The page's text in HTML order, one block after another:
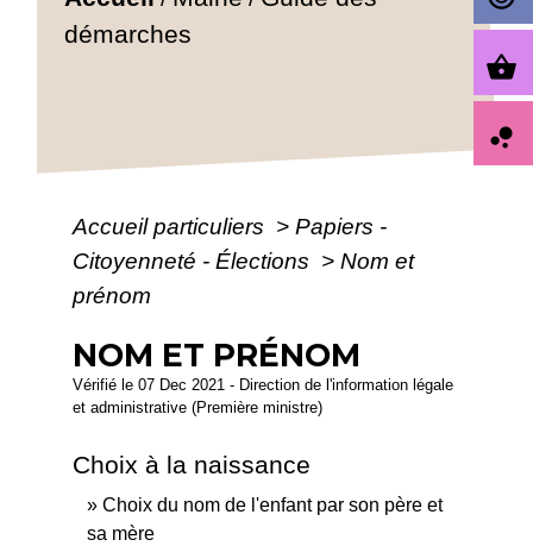
démarches
Accueil particuliers > Papiers -
Citoyenneté - Élections > Nom et
prénom
NOM ET PRÉNOM
Vérifié le 07 Dec 2021 - Direction de l'information légale
et administrative (Première ministre)
Choix à la naissance
Choix du nom de l'enfant par son père et
sa mère
shopping_basket
bubble_chart